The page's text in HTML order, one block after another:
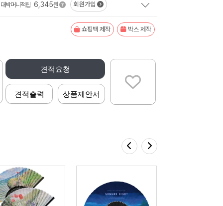
대박머니적립 6,345원 회원가입
쇼핑백 제작 박스 제작
견적요청
견적출력 상품제안서